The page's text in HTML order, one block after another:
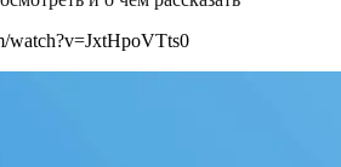
watch?v=JxtHpoVTts0